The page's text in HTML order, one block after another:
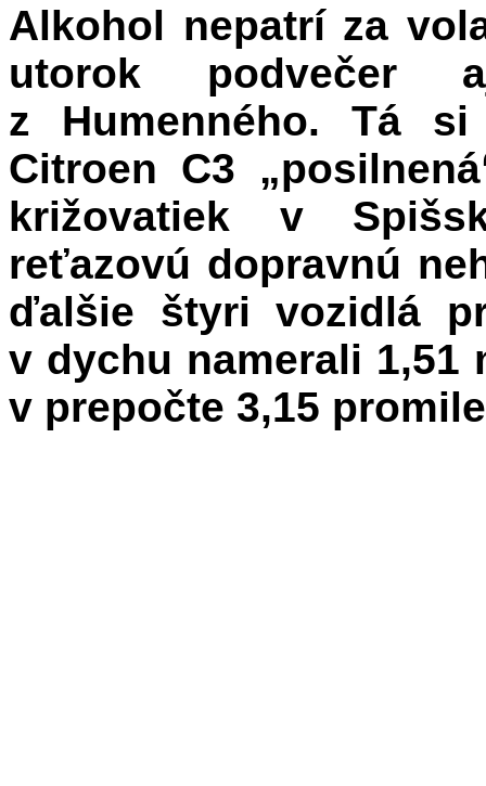
Alkohol nepatrí za
utorok podvečer
z Humenného. Tá
Citroen C3
križovatiek v
reťazovú dopravnú
ďalšie štyri vozidlá
v dychu namerali
v prepočte 3,15